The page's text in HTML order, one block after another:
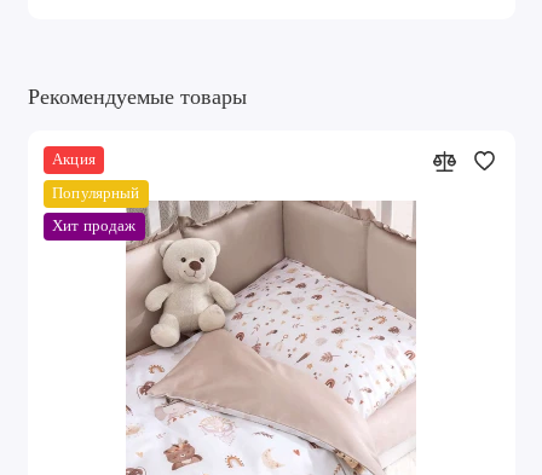
Рекомендуемые товары
Акция
Популярный
Хит продаж